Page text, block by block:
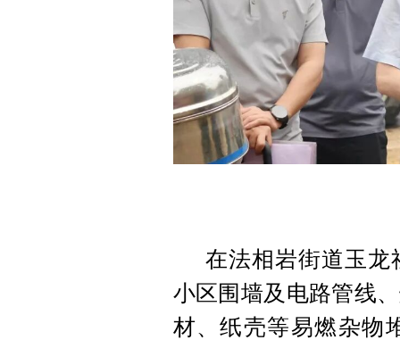
在法相岩街道玉龙
小区围墙及电路管线
材、纸壳等易燃杂物